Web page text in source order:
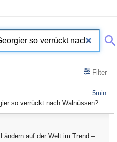
Filter
5min
so verrückt nach Walnüssen?
auf der Welt im Trend –